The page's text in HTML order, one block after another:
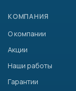
КОМПАНИЯ
О компании
Акции
Наши работы
Гарантии